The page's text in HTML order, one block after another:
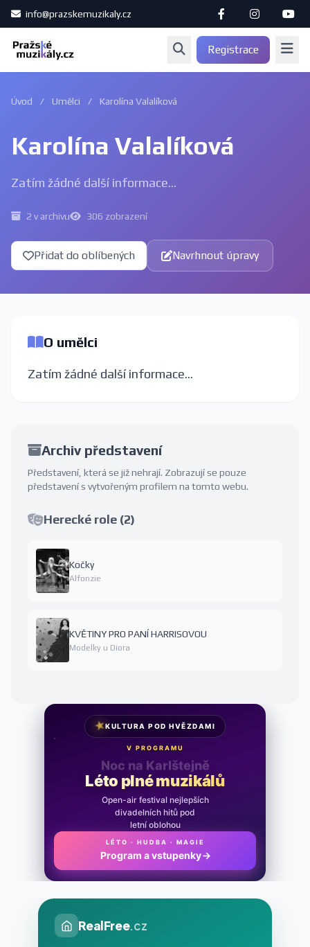
info@prazskemuzikaly.cz
Registrace
Úvod / Umělci / Karolína Valalíková
Karolína Valalíková
Zatím žádné další informace...
2 v archivu 306 zobrazení
Přidat do oblíbených Navrhnout úpravy
O umělci
Zatím žádné další informace...
Archiv představení
Představení, která se již nehrají. Zobrazují se pouze
představení s vytvořeným profilem na tomto webu.
Herecké role (2)
Kočky
Alfonzie
KVĚTINY PRO PANÍ HARRISOVOU
Modelky u Diora
★KULTURA POD HVĚZDAMI
V PROGRAMU
Noc na Karlštejně
Léto plné muzikálů
Open-air festival nejlepších
divadelních hitů pod
letní oblohou
LÉTO · HUDBA · MAGIE
Program a vstupenky →
RealFree.cz